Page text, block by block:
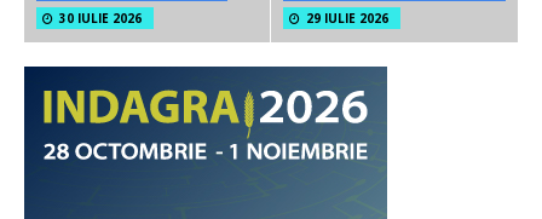
30 IULIE 2026 29 IULIE 2026